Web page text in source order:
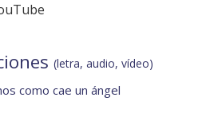
(letra, audio, vídeo)
como cae un ángel